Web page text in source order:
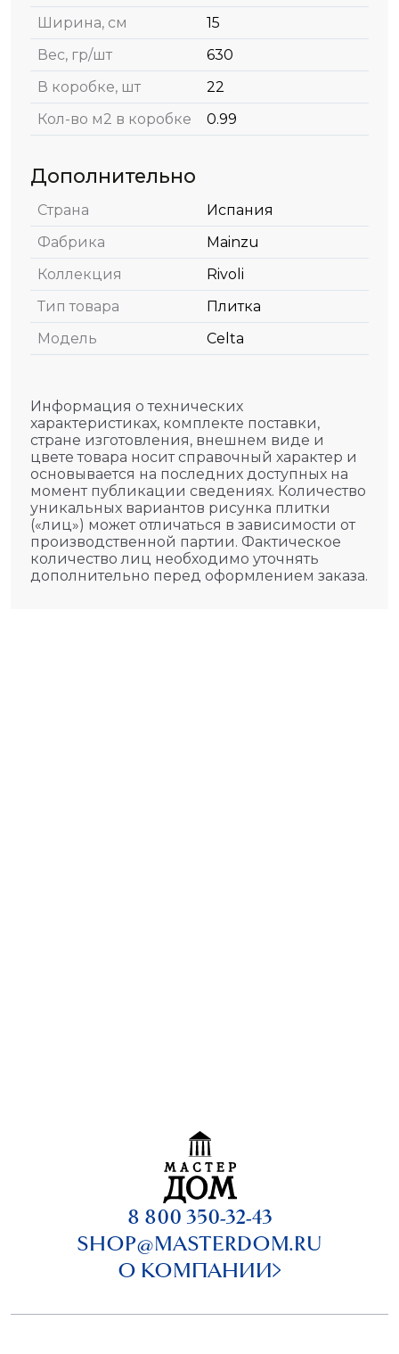
Ширина, см
15
Вес, гр/шт
630
В коробке, шт
22
Кол-во м2 в коробке
0.99
Дополнительно
Страна
Испания
Фабрика
Mainzu
Коллекция
Rivoli
Тип товара
Плитка
Модель
Celta
Информация о технических
характеристиках, комплекте поставки,
стране изготовления, внешнем виде и
цвете товара носит справочный характер и
основывается на последних доступных на
момент публикации сведениях. Количество
уникальных вариантов рисунка плитки
(«лиц») может отличаться в зависимости от
производственной партии. Фактическое
количество лиц необходимо уточнять
дополнительно перед оформлением заказа.
8 800 350-32-43
SHOP@MASTERDOM.RU
О КОМПАНИИ